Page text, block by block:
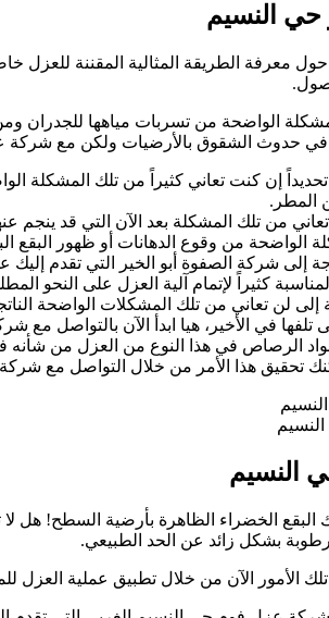
النسيم
حول معرفة الطريقة المثالية المقننة
الواضحة من تسربات مياهها للجدران
في حدوث الشقوق بالأرضيات ولكن مع
تحديداً إن كنت تعاني كثيراً من تلك المشكلة
المطر.
تعاني من تلك المشكلة بعد الآن التي قد
الواضحة من وقوع الدهانات أو ظهور البقع
إلى شركة الصفوة أبو الخير التي تقدم إليك
المناسبة كثيراً لإتمام آلية العزل على
إلى لن تعاني من تلك المشكلات الواضحة
تلفها في الأخير، هيا ابدأ الآن بالتواصل
الرصاص في هذا النوع من العزل من شأنه
تحقيق هذا الأمر من خلال التواصل مع
النسيم
الخضراء الظاهرة بأرضية السطح! هل
بشكل زائد عن الحد الطبيعي.
الأمور الآن من خلال تطبيق عملية العزل